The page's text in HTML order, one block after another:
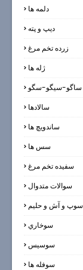
دلمه ها
ديپ و پته
زرده تخم مرغ
ژله ها
ساگو-سیگو-سگو
سالادها
ساندویچ ها
سس ها
سفيده تخم مرغ
سوالات متدوال
سوپ و آش و حليم
سوخاري
سوسيس
سوفله ها